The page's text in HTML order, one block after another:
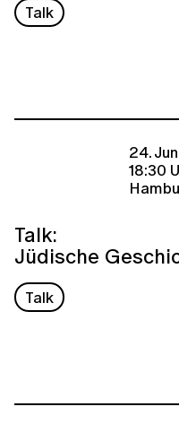
Talk
24.
18:30
Talk:
Jüdische
Talk